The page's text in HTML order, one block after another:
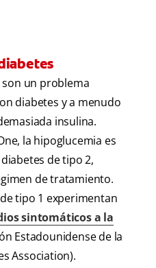
son un problema
diabetes y a menudo
insulina.
la hipoglucemia es
de tipo 2,
de tratamiento.
tipo 1 experimentan
sintomáticos a la
Estadounidense de la
Association).